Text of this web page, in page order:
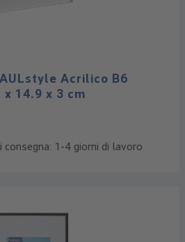
Acrilico B6
14.9 x 3 cm
consegna: 1-4 giorni di lavoro